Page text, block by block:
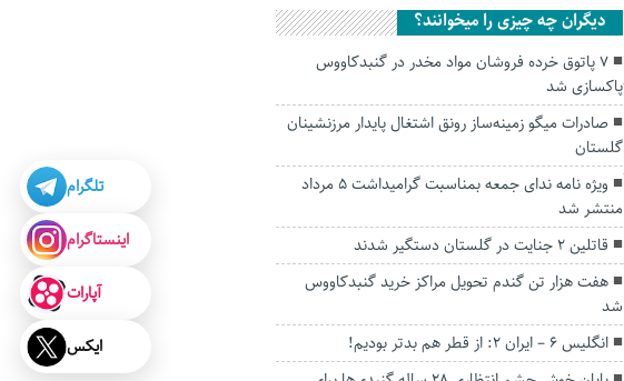
دیگران چه چیزی را میخوانند؟
۷ پاتوق خرده فروشان مواد مخدر در گنبدکاووس
پاکسازی شد
صادرات میگو زمینه‌ساز رونق اشتغال پایدار مرزنشینان
گلستان
ویژه نامه ندای جمعه بمناسبت گرامیداشت ۵ مرداد
منتشر شد
قاتلین ۲ جنایت در گلستان دستگیر شدند
هفت هزار تن گندم تحویل مراکز خرید گنبدکاووس
شد
انگلیس 6 – ایران 2: از قطر هم بدتر بودیم!
تلگرام
اینستاگرام
آپارات
ایکس